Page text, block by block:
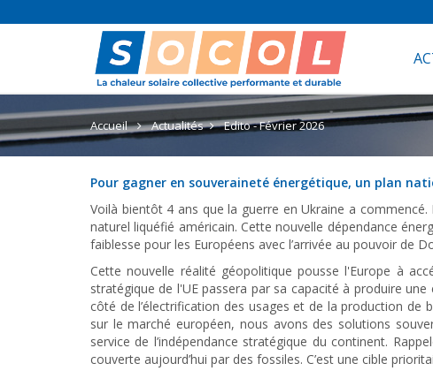
Accueil Actualités Edito - Février 2026
Pour gagner en souveraineté énergétique, un plan
Voilà bientôt 4 ans que la guerre en Ukraine a
naturel liquéfié américain. Cette nouvelle dépendance
faiblesse pour les Européens avec l’arrivée au pouvoir de
Cette nouvelle réalité géopolitique pousse l'Europe à
stratégique de l'UE passera par sa capacité à produire
côté de l’électrification des usages et de la production de
sur le marché européen, nous avons des solutions
service de l’indépendance stratégique du continent.
couverte aujourd’hui par des fossiles. C’est une cible